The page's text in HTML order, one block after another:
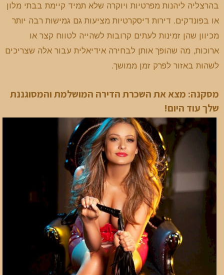
בהרצליה ליהנות מפרטיות ויוקרה שלא תמיד קיימת בבתי מלון
או בפונדקים. דירות דיסקרטיות מציעות גם גמישות רבה יותר
מכיוון שהן זמינות לעתים קרובות לשהייה לטווח קצר או
ארוכות, מה שהופך אותן לבחירה אידיאלית עבור אלה שצריכים
לשהות באזור לפרק זמן ממושך.
מסקנה: מצא את השכרת הדירה המושלמת והמסוגננת
שלך עוד היום!